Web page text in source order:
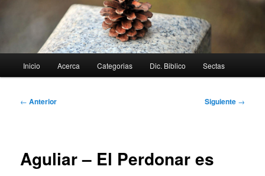
principal
Inicio Acerca Categorias Dic. Biblico Sectas
Navegación
← Anterior Siguiente →
Aguliar – El Perdonar es